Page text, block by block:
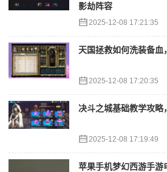
影劫阵容
2025-12-08 17:21:35
天国拯救如何洗装备
2025-12-08 17:20:35
决斗之城基础教学攻
2025-12-08 17:19:49
苹果手机梦幻西游手游